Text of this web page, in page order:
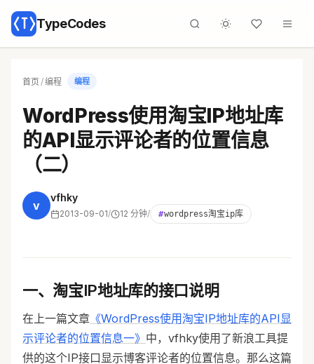
TypeCodes
首页 /编程 编程
WordPress使用淘宝IP地址库
的API显示评论者的位置信息
（二）
v
vfhky
2013-09-01/ 12 分钟/ #wordpress淘宝ip库
一、淘宝IP地址库的接口说明
在上一篇文章 《WordPress使用淘宝IP地址库的API显
示评论者的位置信息一》 中，vfhky使用了新浪工具提
供的这个IP接口显示博客评论者的位置信息。那么这篇